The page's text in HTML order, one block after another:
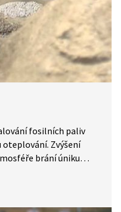
fosilních paliv
Zvýšení
brání úniku
a technici. Podstata